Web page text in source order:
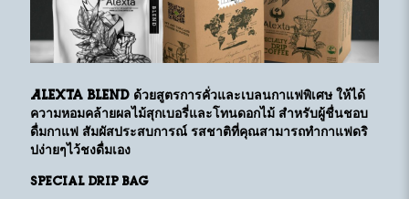
Alexta Blend ด้วยสูตรการคั่วและเบลนกาแฟพิเศษ ให้ได้
ความหอมคล้ายผลไม้สุกเบอรี่และโทนดอกไม้ สำหรับผู้ชื่นชอบ
ดื่มกาแฟ สัมผัสประสบการณ์ รสชาติที่คุณสามารถทำกาแฟดริ
ปง่ายๆไว้ชงดื่มเอง
Special Drip Bag